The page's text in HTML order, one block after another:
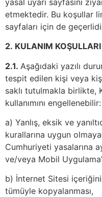
etmektedir. Bu koşullar
sayfaları için de
2. KULANIM KOŞULLARI
2.1. Aşağıdaki yazılı
tespit edilen kişi veya
saklı tutulmakla birlikte,
kullanımını engellenebilir:
a) Yanlış, eksik ve
kurallarına uygun
Cumhuriyeti yasalarına
ve/veya Mobil
b) İnternet Sitesi
tümüyle kopyalanması,